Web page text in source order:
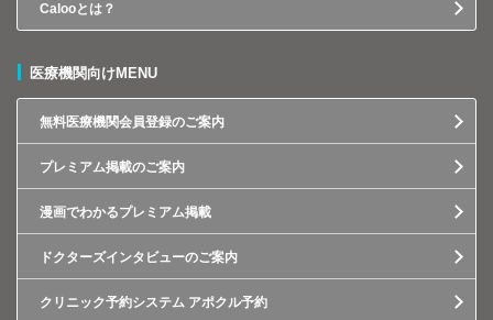
Calooとは？
医療機関向けMENU
無料医療機関会員登録のご案内
プレミアム掲載のご案内
漫画でわかるプレミアム掲載
ドクターズインタビューのご案内
クリニック予約システム アポクル予約